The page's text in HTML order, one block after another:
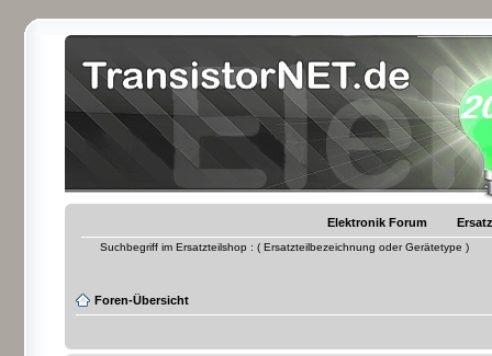
Elektronik Forum
Suchbegriff im Ersatzteilshop : ( Ersatzteilbezeichnung oder Gerätetype )
Foren-Übersicht